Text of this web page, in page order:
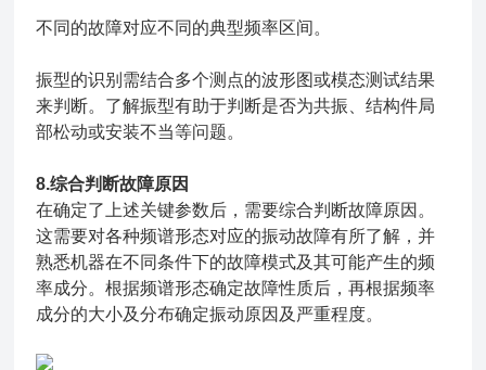
不同的故障对应不同的典型频率区间。
振型的识别需结合多个测点的波形图或模态测试结果
来判断。了解振型有助于判断是否为共振、结构件局
部松动或安装不当等问题。
8.综合判断故障原因
在确定了上述关键参数后，需要综合判断故障原因。
这需要对各种频谱形态对应的振动故障有所了解，并
熟悉机器在不同条件下的故障模式及其可能产生的频
率成分。根据频谱形态确定故障性质后，再根据频率
成分的大小及分布确定振动原因及严重程度。